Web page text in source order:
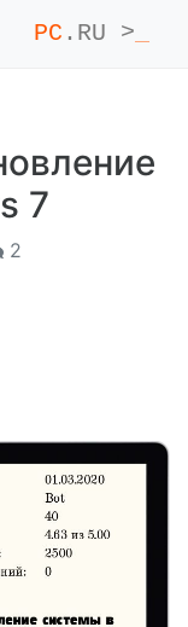
PC .RU >
7
2